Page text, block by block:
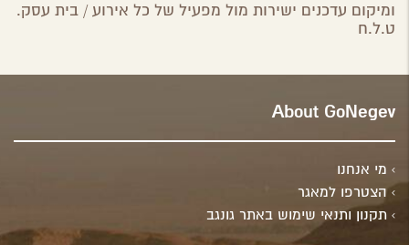
ומיקום עדכנים ישירות מול מפעיל של כל אירוע / בית עסק.
ט.ל.ח
About GoNegev
מי אנחנו
הצטרפו למאגר
תקנון ותנאי שימוש באתר גונגב